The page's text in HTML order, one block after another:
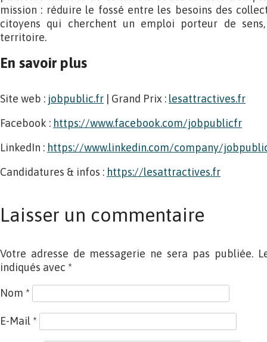
mission : réduire le fossé entre les besoins des
citoyens qui cherchent un emploi porteur de
territoire.
En savoir plus
Site web : jobpublic.fr | Grand Prix : lesattractives.fr
Facebook : https://www.facebook.com/jobpublicfr
LinkedIn : https://www.linkedin.com/company/
Candidatures & infos : https://lesattractives.fr
Laisser un commentaire
Votre adresse de messagerie ne sera pas publiée.
indiqués avec *
Nom *
E-Mail *